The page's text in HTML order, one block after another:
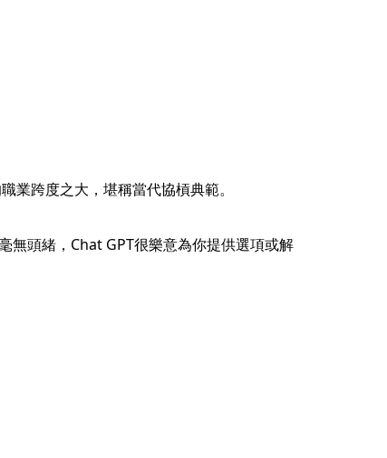
跨度之大，堪稱當代協槓典範。
無頭緒，Chat GPT很樂意為你提供選項或解